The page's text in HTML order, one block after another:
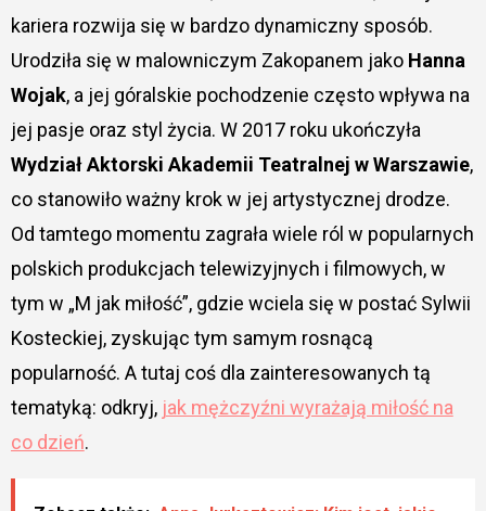
kariera rozwija się w bardzo dynamiczny sposób.
Urodziła się w malowniczym Zakopanem jako Hanna
Wojak, a jej góralskie pochodzenie często wpływa na
jej pasje oraz styl życia. W 2017 roku ukończyła
Wydział Aktorski Akademii Teatralnej w Warszawie,
co stanowiło ważny krok w jej artystycznej drodze.
Od tamtego momentu zagrała wiele ról w popularnych
polskich produkcjach telewizyjnych i filmowych, w
tym w „M jak miłość”, gdzie wciela się w postać Sylwii
Kosteckiej, zyskując tym samym rosnącą
popularność. A tutaj coś dla zainteresowanych tą
tematyką: odkryj, jak mężczyźni wyrażają miłość na
co dzień.